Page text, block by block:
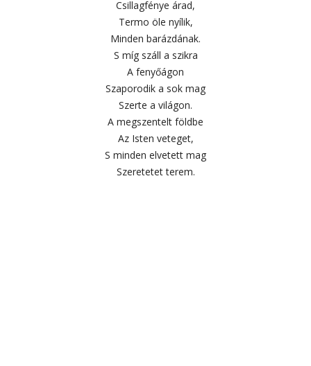
Csillagfénye árad,
Termo öle nyílik,
Minden barázdának.
S míg száll a szikra
A fenyőágon
Szaporodik a sok mag
Szerte a világon.
A megszentelt földbe
Az Isten veteget,
S minden elvetett mag
Szeretetet terem.